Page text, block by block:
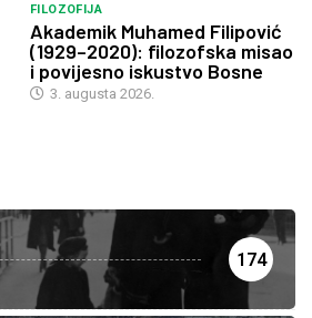
FILOZOFIJA
Akademik Muhamed Filipović
(1929–2020): filozofska misao
i povijesno iskustvo Bosne
3. augusta 2026.
174